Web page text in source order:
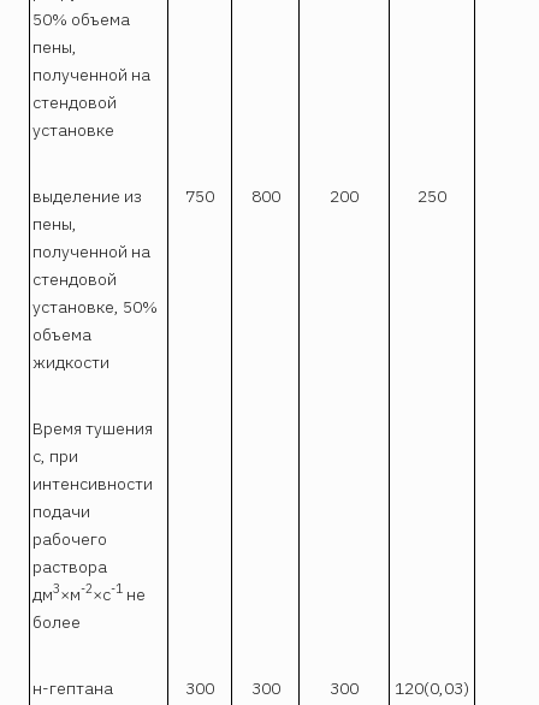
50% объема
пены,
полученной на
стендовой
установке
выделение из
пены,
полученной на
стендовой
установке, 50%
объема
жидкости
750 800 200 250
Время тушения
с, при
интенсивности
подачи
рабочего
раствора
дм3×м-2×с-1не
более
н-гептана
300
300
300
120(0,03)